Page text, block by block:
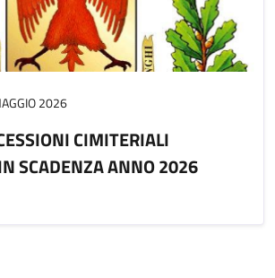
2026
CIMITERIALI
SCADENZA ANNO 2026